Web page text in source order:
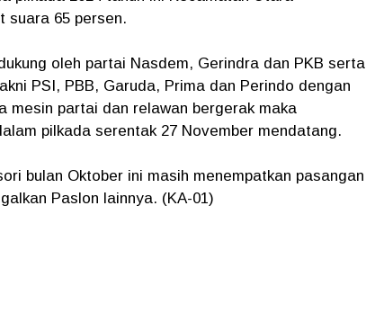
suara 65 persen.
oleh partai Nasdem, Gerindra dan PKB serta
PSI, PBB, Garuda, Prima dan Perindo dengan
mesin partai dan relawan bergerak maka
pilkada serentak 27 November mendatang.
bulan Oktober ini masih menempatkan pasangan
Paslon lainnya. (KA-01)